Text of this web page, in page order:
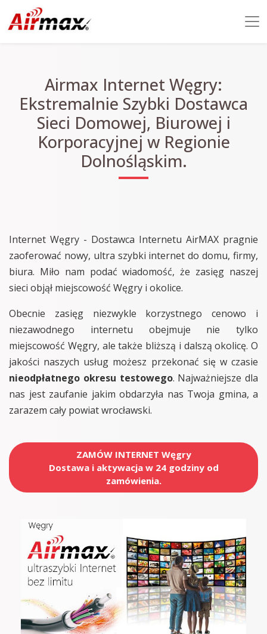
Airmax Internet Węgry:
Ekstremalnie Szybki Dostawca
Sieci Domowej, Biurowej i
Korporacyjnej w Regionie
Dolnośląskim.
Internet Węgry - Dostawca Internetu AirMAX pragnie
zaoferować nowy, ultra szybki internet do domu, firmy,
biura. Miło nam podać wiadomość, że zasięg naszej
sieci objął miejscowość Węgry i okolice.
Obecnie zasięg niezwykle korzystnego cenowo i
niezawodnego internetu obejmuje nie tylko
miejscowość Węgry, ale także bliższą i dalszą okolicę. O
jakości naszych usług możesz przekonać się w czasie
nieodpłatnego okresu testowego. Najważniejsze dla
nas jest zaufanie jakim obdarzyła nas Twoja gmina, a
zarazem cały powiat wrocławski.
ZAMÓW INTERNET Węgry
Dostawa i aktywacja w 24 godziny od
zamówienia.